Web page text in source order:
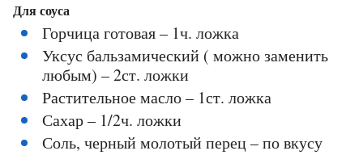
Для соуса
Горчица готовая – 1ч. ложка
Уксус бальзамический ( можно заменить
любым) – 2ст. ложки
Растительное масло – 1ст. ложка
Сахар – 1/2ч. ложки
Соль, черный молотый перец – по вкусу